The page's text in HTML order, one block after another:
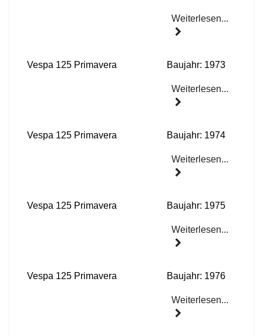
Weiterlesen...
Vespa 125 Primavera Baujahr: 1973
Weiterlesen...
Vespa 125 Primavera Baujahr: 1974
Weiterlesen...
Vespa 125 Primavera Baujahr: 1975
Weiterlesen...
Vespa 125 Primavera Baujahr: 1976
Weiterlesen...